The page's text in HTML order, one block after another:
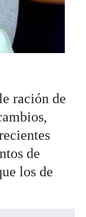
ración de
de
los de